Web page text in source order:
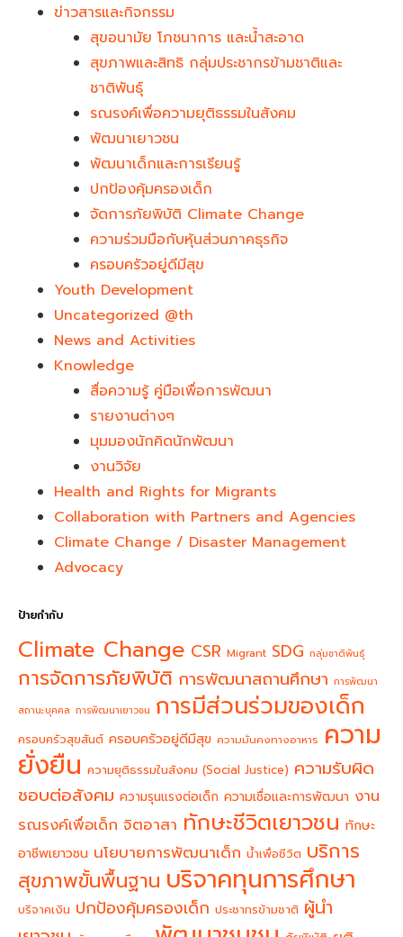
ข่าวสารและกิจกรรม
สุขอนามัย โภชนาการ และน้ำสะอาด
สุขภาพและสิทธิ กลุ่มประชากรข้ามชาติและ
ชาติพันธุ์
รณรงค์เพื่อความยุติธรรมในสังคม
พัฒนาเยาวชน
พัฒนาเด็กและการเรียนรู้
ปกป้องคุ้มครองเด็ก
จัดการภัยพิบัติ Climate Change
ความร่วมมือกับหุ้นส่วนภาคธุรกิจ
ครอบครัวอยู่ดีมีสุข
Youth Development​
Uncategorized @th
News and Activities
Knowledge
สื่อความรู้ คู่มือเพื่อการพัฒนา
รายงานต่างๆ
มุมมองนักคิดนักพัฒนา
งานวิจัย
Health and Rights for Migrants
Collaboration with Partners and Agencies
Climate Change / Disaster Management
Advocacy
ป้ายกำกับ
Climate Change CSR Migrant SDG กลุ่มชาติพันธุ์
การจัดการภัยพิบัติ การพัฒนาสถานศึกษา การพัฒนา
สถานะบุคคล การพัฒนาเยาวชน การมีส่วนร่วมของเด็ก
ครอบครัวสุขสันต์ ครอบครัวอยู่ดีมีสุข ความมั่นคงทางอาหาร ความ
ยั่งยืน ความยุติธรรมในสังคม (Social Justice) ความรับผิด
ชอบต่อสังคม ความรุนแรงต่อเด็ก ความเชื่อและการพัฒนา งาน
รณรงค์เพื่อเด็ก จิตอาสา ทักษะชีวิตเยาวชน ทักษะ
อาชีพเยาวชน นโยบายการพัฒนาเด็ก น้ำเพื่อชีวิต บริการ
สุขภาพขั้นพื้นฐาน บริจาคทุนการศึกษา
บริจาคเงิน ปกป้องคุ้มครองเด็ก ประชากรข้ามชาติ ผู้นำ